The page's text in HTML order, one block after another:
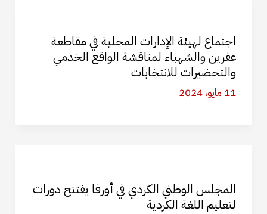
اجتماع لهيئة الإدارات المحلية في مقاطعة
عفرين والشهباء لمناقشة الواقع الخدمي
والتحضيرات للانتخابات
11 مايو، 2024
المجلس الوطني الكردي في أورفا يفتتح دورات
لتعليم اللغة الكردية